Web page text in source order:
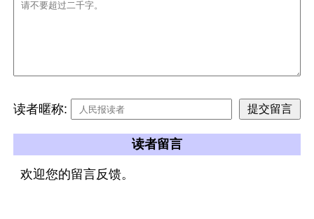
读者暱称:
读者留言
欢迎您的留言反馈。